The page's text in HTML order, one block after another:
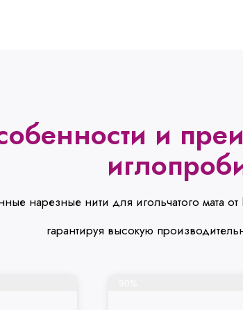
и
нарезные нити для игольчатого мата
гарантируя высокую